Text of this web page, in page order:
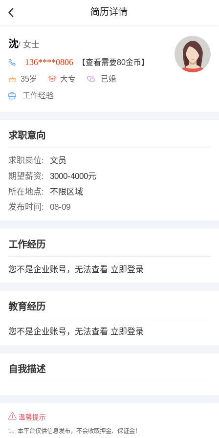
简历详情
沈/ 女士
136****0806 【查看需要80金币】
35岁 大专 已婚
工作经验
求职意向
求职岗位:
文员
期望薪资:
3000-4000元
所在地点:
不限区域
发布时间:
08-09
工作经历
您不是企业账号，无法查看 立即登录
教育经历
您不是企业账号，无法查看 立即登录
自我描述
温馨提示
1、本平台仅供信息发布，不会收取押金、保证金！